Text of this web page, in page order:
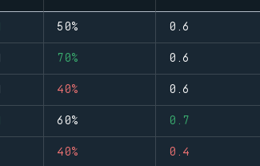
50% 0.6
70% 0.6
40% 0.6
60% 0.7
40% 0.4